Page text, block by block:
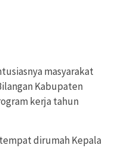
masyarakat
Kabupaten
kerja tahun
dirumah Kepala